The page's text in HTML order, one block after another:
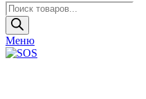
Поиск
товаров
Меню